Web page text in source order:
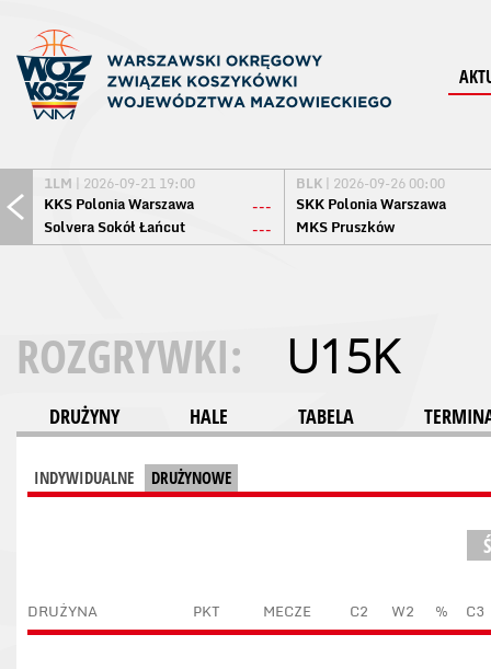
1LM | 2026-09-21 19:00
KKS Polonia Warszawa
---
Solvera Sokół Łańcut
---
BLK | 2026-09-26 00:00
SKK Polonia Warszawa
MKS Pruszków
ROZGRYWKI: U15K
DRUŻYNY HALE TABELA
INDYWIDUALNE DRUŻYNOWE
DRUŻYNA PKT MECZE C2 W2 % C3